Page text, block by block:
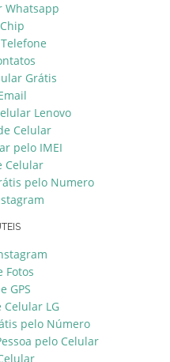
Whatsapp
Grátis
Lenovo
Celular
pelo IMEI
Celular
pelo Numero
Fotos
GPS
Celular LG
pelo Número
pelo Celular